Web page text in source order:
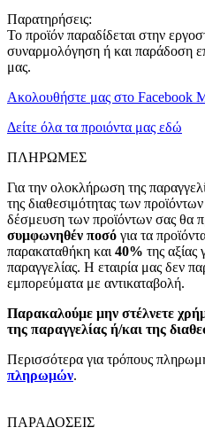
Παρατηρήσεις:
Το προϊόν παραδίδεται στην
συναρμολόγηση ή και παράδοση
μας.
Ακολουθήστε μας στο Facebook
Δείτε όλα τα προιόντα μας εδώ
ΠΛΗΡΩΜΕΣ
Για την ολοκλήρωση της
της διαθεσιμότητας των
δέσμευση των προϊόντων σας θα
συμφωνηθέν ποσό για τα
παρακαταθήκη και 40% της αξίας
παραγγελίας. Η εταιρία μας δεν
εμπορεύματα με αντικαταβολή.
Παρακαλούμε μην στέλνετε
της παραγγελίας ή/και της
Περισσότερα για τρόπους
πληρωμών.
ΠΑΡΑΔΟΣΕΙΣ